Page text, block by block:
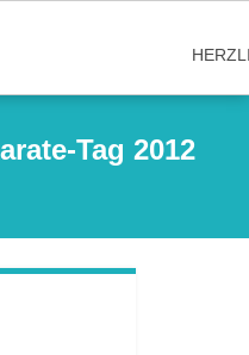
Tag 2012